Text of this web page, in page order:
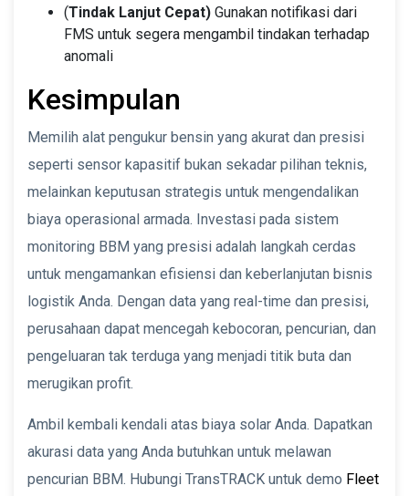
(Tindak Lanjut Cepat) Gunakan notifikasi dari
FMS untuk segera mengambil tindakan terhadap
anomali
Kesimpulan
Memilih alat pengukur bensin yang akurat dan presisi
seperti sensor kapasitif bukan sekadar pilihan teknis,
melainkan keputusan strategis untuk mengendalikan
biaya operasional armada. Investasi pada sistem
monitoring BBM yang presisi adalah langkah cerdas
untuk mengamankan efisiensi dan keberlanjutan bisnis
logistik Anda. Dengan data yang real-time dan presisi,
perusahaan dapat mencegah kebocoran, pencurian, dan
pengeluaran tak terduga yang menjadi titik buta dan
merugikan profit.
Ambil kembali kendali atas biaya solar Anda. Dapatkan
akurasi data yang Anda butuhkan untuk melawan
pencurian BBM. Hubungi TransTRACK untuk demo Fleet